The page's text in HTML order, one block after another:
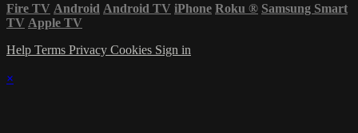
Fire TV Android Android TV iPhone Roku ® Samsung Smart
TV Apple TV
Help Terms Privacy Cookies Sign in
×